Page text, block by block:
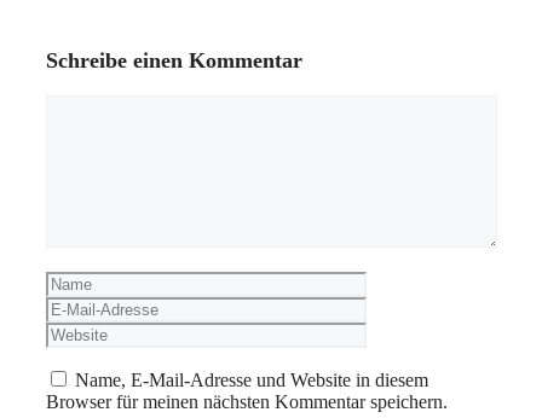
Schreibe einen Kommentar
Name
Mail-
Adresse
Name, E-Mail-Adresse und Website in diesem
Browser für meinen nächsten Kommentar speichern.